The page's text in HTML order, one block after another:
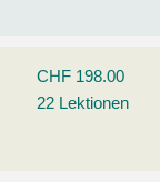
CHF 198.00
22 Lektionen